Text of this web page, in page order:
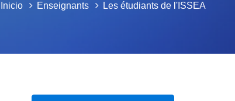
Inicio Enseignants Les étudiants de l'ISSEA